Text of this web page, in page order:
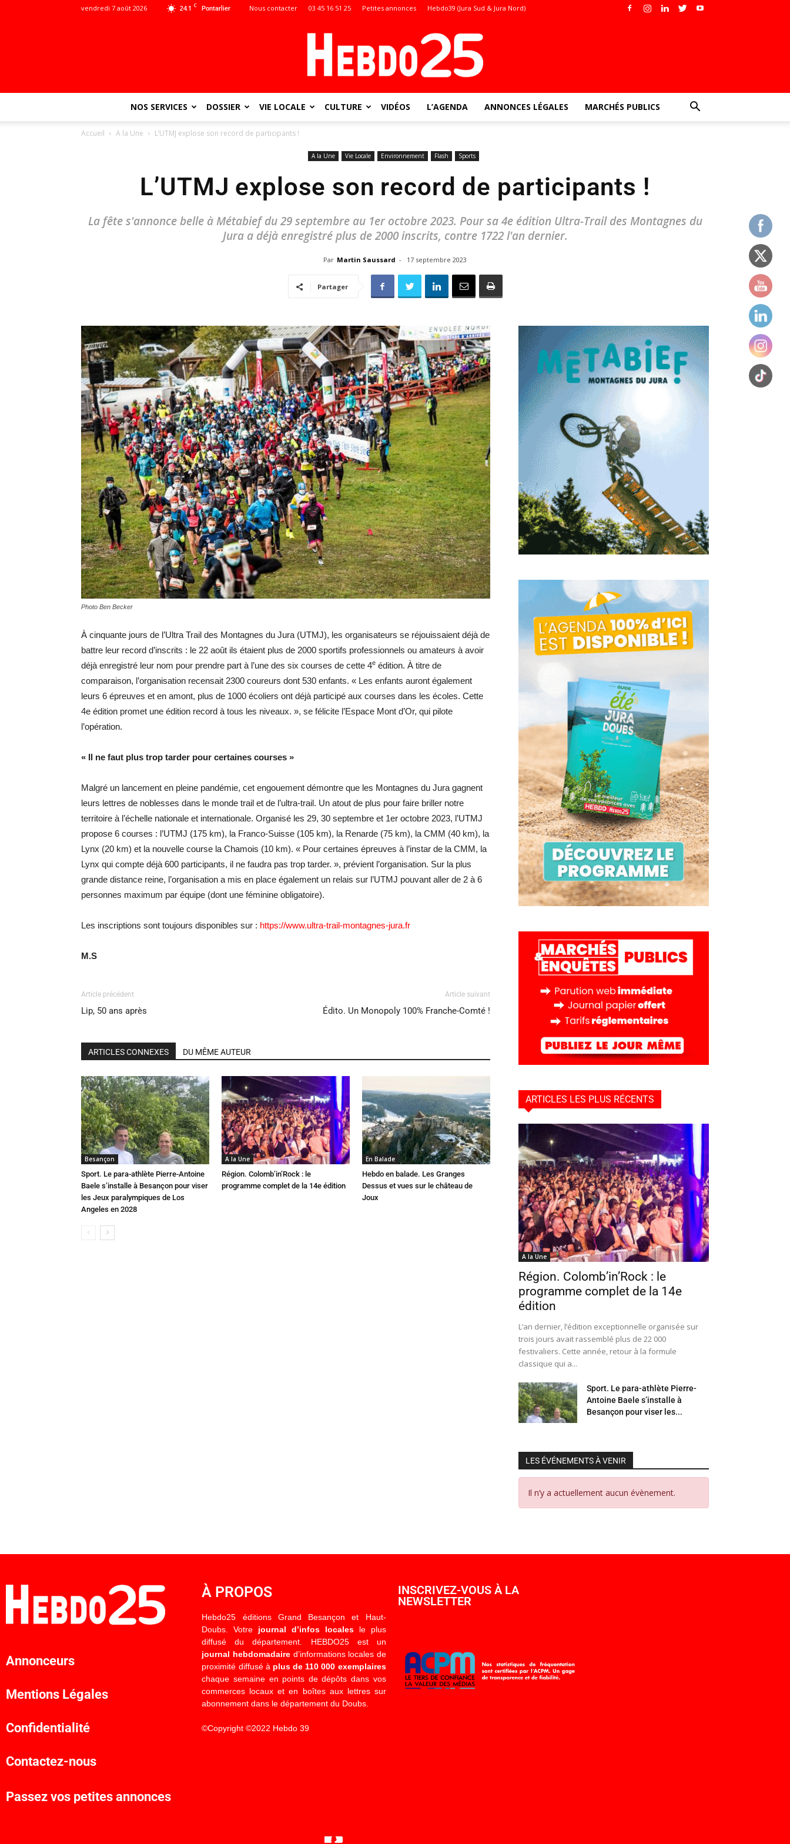
24.1 C Pontarlier
vendredi 7 août 2026 Nous contacter 03 45 16 51 25 Petites annonces Hebdo39 (Jura Sud & Jura Nord)
:
l'info
locale
–
Hebdo25
NOS SERVICES DOSSIER VIE LOCALE CULTURE VIDÉOS L’AGENDA ANNONCES LÉGALES MARCHÉS PUBLICS
Accueil A la Une L’UTMJ explose son record de participants !
A la Une Vie Locale Environnement Flash Sports
L’UTMJ explose son record de participants !
La fête s'annonce belle à Métabief du 29 septembre au 1er octobre 2023. Pour sa 4e édition Ultra-Trail des Montagnes du
Jura a déjà enregistré plus de 2000 inscrits, contre 1722 l'an dernier.
Par Martin Saussard - 17 septembre 2023
Partager
Photo Ben Becker
À cinquante jours de l’Ultra Trail des Montagnes du Jura (UTMJ), les organisateurs se réjouissaient déjà de
battre leur record d’inscrits : le 22 août ils étaient plus de 2000 sportifs professionnels ou amateurs à avoir
déjà enregistré leur nom pour prendre part à l’une des six courses de cette 4e édition. À titre de
comparaison, l’organisation recensait 2300 coureurs dont 530 enfants. « Les enfants auront également
leurs 6 épreuves et en amont, plus de 1000 écoliers ont déjà participé aux courses dans les écoles. Cette
4e édition promet une édition record à tous les niveaux. », se félicite l’Espace Mont d’Or, qui pilote
l’opération.
« Il ne faut plus trop tarder pour certaines courses »
Malgré un lancement en pleine pandémie, cet engouement démontre que les Montagnes du Jura gagnent
leurs lettres de noblesses dans le monde trail et de l’ultra-trail. Un atout de plus pour faire briller notre
territoire à l’échelle nationale et internationale. Organisé les 29, 30 septembre et 1er octobre 2023, l’UTMJ
propose 6 courses : l’UTMJ (175 km), la Franco-Suisse (105 km), la Renarde (75 km), la CMM (40 km), la
Lynx (20 km) et la nouvelle course la Chamois (10 km). « Pour certaines épreuves à l’instar de la CMM, la
Lynx qui compte déjà 600 participants, il ne faudra pas trop tarder. », prévient l’organisation. Sur la plus
grande distance reine, l’organisation a mis en place également un relais sur l’UTMJ pouvant aller de 2 à 6
personnes maximum par équipe (dont une féminine obligatoire).
Les inscriptions sont toujours disponibles sur : https://www.ultra-trail-montagnes-jura.fr
M.S
Article précédent
Lip, 50 ans après
Article suivant
Édito. Un Monopoly 100% Franche-Comté !
ARTICLES CONNEXES DU MÊME AUTEUR
Besançon
Sport. Le para-athlète Pierre-Antoine
Baele s’installe à Besançon pour viser
les Jeux paralympiques de Los
Angeles en 2028
A la Une
Région. Colomb’in’Rock : le
programme complet de la 14e édition
En Balade
Hebdo en balade. Les Granges
Dessus et vues sur le château de
Joux
ARTICLES LES PLUS RÉCENTS
A la Une
Région. Colomb’in’Rock : le
programme complet de la 14e
édition
L’an dernier, l’édition exceptionnelle organisée sur
trois jours avait rassemblé plus de 22 000
festivaliers. Cette année, retour à la formule
classique qui a...
Sport. Le para-athlète Pierre-
Antoine Baele s’installe à
Besançon pour viser les...
LES ÉVÉNEMENTS À VENIR
Il n’y a actuellement aucun évènement.
Annonceurs
Mentions Légales
Confidentialité
Contactez-nous
Passez vos petites annonces
À PROPOS
Hebdo25 éditions Grand Besançon et Haut-
Doubs. Votre journal d’infos localesle plus
diffusé du département. HEBDO25 est un
journal hebdomadaired’informations locales de
proximité diffusé à plus de 110 000 exemplaires
chaque semaine en points de dépôts dans vos
commerces locaux et en boîtes aux lettres sur
abonnement dans le département du Doubs.
©Copyright ©2022 Hebdo 39
INSCRIVEZ-VOUS À LA
NEWSLETTER